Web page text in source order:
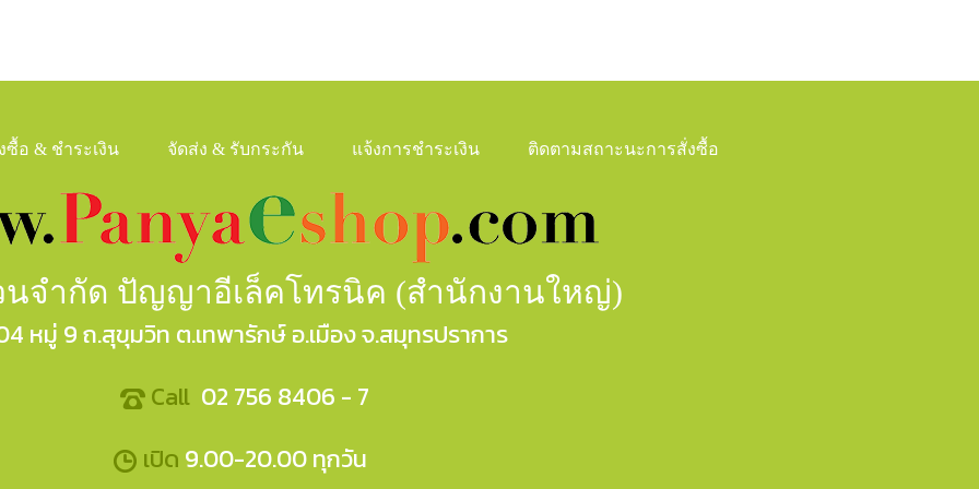
ซื้อ & ชำระเงิน จัดส่ง & รับกระกัน แจ้งการชำระเงิน ติดตามสถาะนะการสั่งซื้อ
จำกัด ปัญญาอีเล็คโทรนิค (สำนักงานใหญ่)
หมู่ 9 ถ.สุขุมวิท ต.เทพารักษ์ อ.เมือง จ.สมุทรปราการ
Call 02 756 8406 - 7
เปิด 9.00-20.00 ทุกวัน